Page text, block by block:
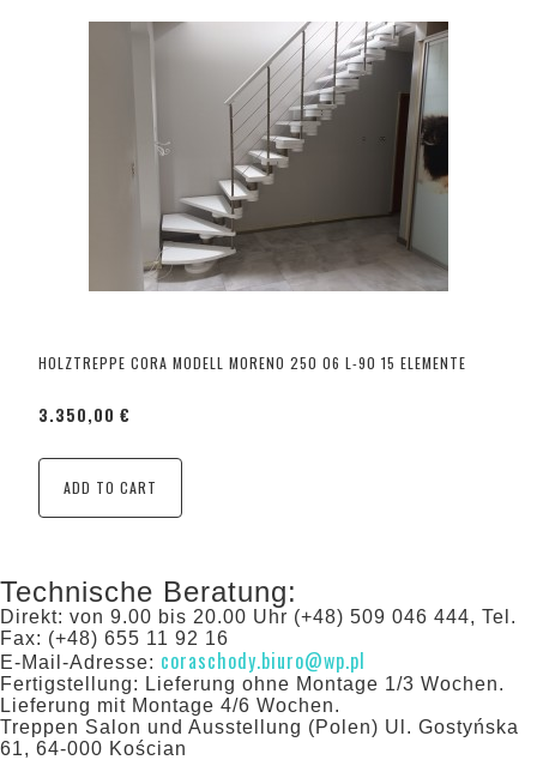
HOLZTREPPE CORA MODELL MORENO 250 06 L-90 15 ELEMENTE
3.350,00 €
ADD TO CART
Technische Beratung:
Direkt: von 9.00 bis 20.00 Uhr (+48) 509 046 444, Tel.
Fax: (+48) 655 11 92 16
E-Mail-Adresse: coraschody.biuro@wp.pl
Fertigstellung: Lieferung ohne Montage 1/3 Wochen.
Lieferung mit Montage 4/6 Wochen.
Treppen Salon und Ausstellung (Polen) Ul. Gostyńska
61, 64-000 Kościan